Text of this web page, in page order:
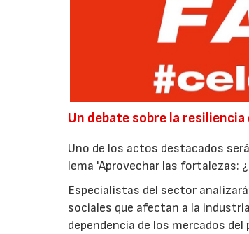
Un debate sobre la
Uno de los actos destacados
lema 'Aprovechar las fortalezas:
Especialistas del sector
sociales que afectan a la
dependencia de los mercados